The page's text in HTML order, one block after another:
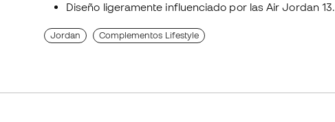
Diseño ligeramente influenciado por las Air Jordan 13.
Jordan Complementos Lifestyle